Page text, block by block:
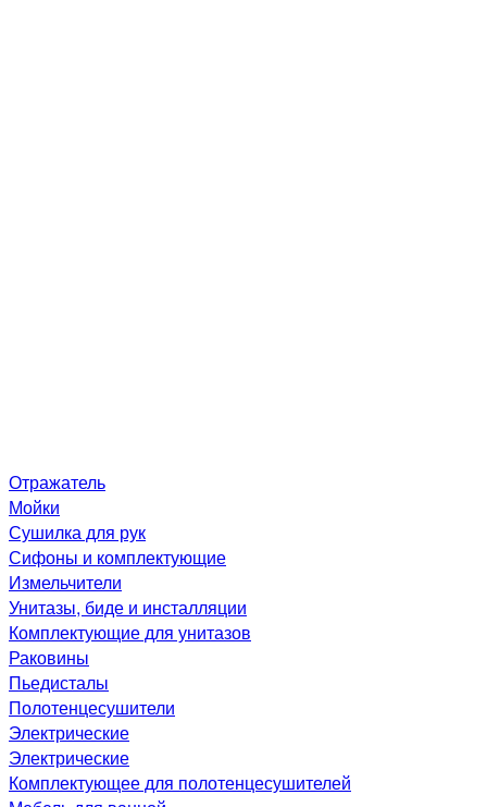
Отражатель
Мойки
Сушилка для рук
Сифоны и комплектующие
Измельчители
Унитазы, биде и инсталляции
Комплектующие для унитазов
Раковины
Пьедисталы
Полотенцесушители
Электрические
Электрические
Комплектующее для полотенцесушителей